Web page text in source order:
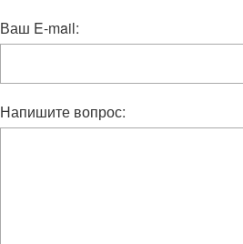
Ваш E-mail:
Напишите вопрос: